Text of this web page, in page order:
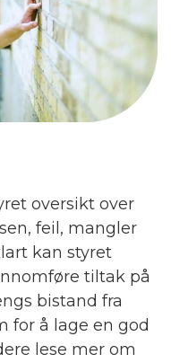
oversikt over
feil, mangler
kan styret
tiltak på
bistand fra
for å lage en god
lese mer om